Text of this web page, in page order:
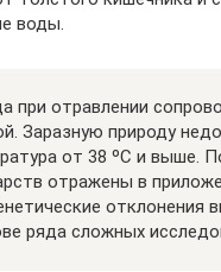
воды.
при отравлении
Заразную природу
от 38 ºC и выше.
отражены в
отклонения
ряда сложных